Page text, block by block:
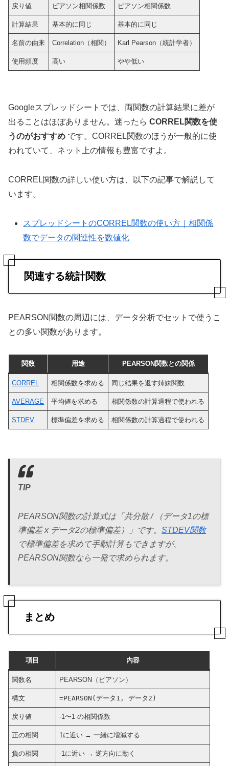
戻り値 ピアソン相関係数 ピアソン相関係数
計算結果 基本的に同じ 基本的に同じ
名前の由来 Correlation（相関） Karl Pearson（統計学者）
使用頻度 高い やや低い
Googleスプレッドシートでは、両関数の計算結果に差が
出ることはほぼありません。迷ったら CORREL関数を使
うのがおすすめ です。CORREL関数のほうが一般的に使
われていて、ネット上の情報も豊富ですよ。
CORREL関数の詳しい使い方は、以下の記事で解説して
います。
スプレッドシートのCORREL関数の使い方｜相関係
数でデータの関連性を数値化
関連する統計関数
PEARSON関数の周辺には、データ分析でセットで使うこ
との多い関数があります。
関数 用途 PEARSON関数との関係
CORREL 相関係数を求める 同じ結果を返す姉妹関数
AVERAGE 平均値を求める 相関係数の計算過程で使われる
STDEV 標準偏差を求める 相関係数の計算過程で使われる
TIP
PEARSON関数の計算式は「共分散 / （データ1の標
準偏差 x データ2の標準偏差）」です。 STDEV関数
で標準偏差を求めて手動計算もできますが、
PEARSON関数なら一発で求められます。
まとめ
項目 内容
関数名 PEARSON（ピアソン）
構文 =PEARSON(データ1, データ2)
戻り値 -1〜1 の相関係数
正の相関 1に近い → 一緒に増減する
負の相関 -1に近い → 逆方向に動く